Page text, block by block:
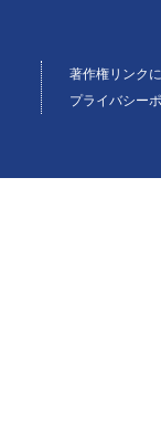
著作権リンク
プライバシー